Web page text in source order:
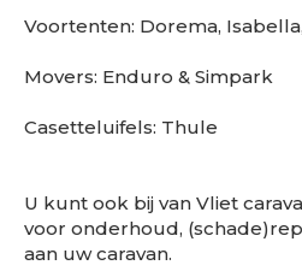
Voortenten: Dorema,
Movers: Enduro & Simpark
Casetteluifels: Thule
U kunt ook bij van Vliet
voor onderhoud,
aan uw caravan.